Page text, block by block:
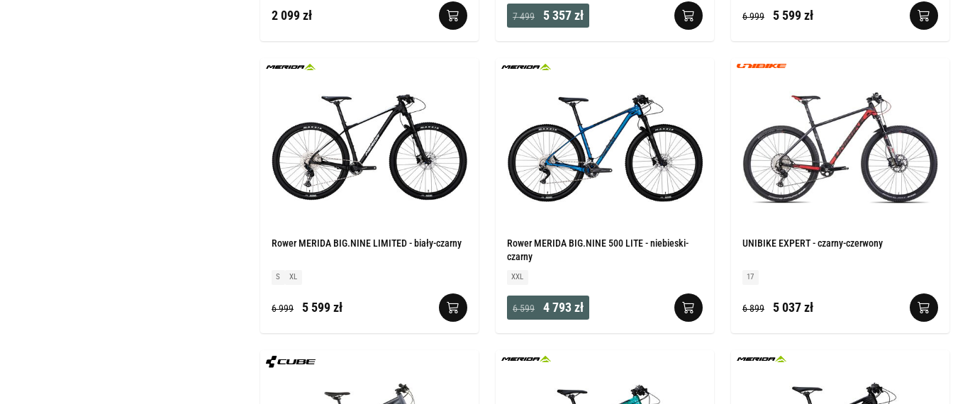
2 099 zł 7 499 5 357 zł 6 999 5 599 zł
Rower MERIDA BIG.NINE LIMITED - biały-czarny
S XL
6 999 5 599 zł
Rower MERIDA BIG.NINE 500 LITE - niebieski-
czarny
XXL
6 599 4 793 zł
UNIBIKE EXPERT - czarny-czerwony
17
6 899 5 037 zł